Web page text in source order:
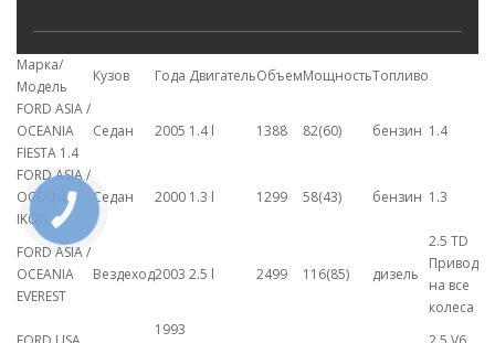
Марка/
Модель
Кузов Года ДвигательОбъемМощностьТопливо
FORD ASIA /
OCEANIA
FIESTA 1.4
Седан 2005 1.4 l 1388 82(60) бензин 1.4
FORD ASIA /
OCEANIA
IKON
Седан 2000 1.3 l 1299 58(43) бензин 1.3
FORD ASIA /
OCEANIA
EVEREST
Вездеход2003 2.5 l 2499 116(85) дизель
2.5 TD
Привод
на все
колеса
1993
КНОПКА
СВЯЗИ